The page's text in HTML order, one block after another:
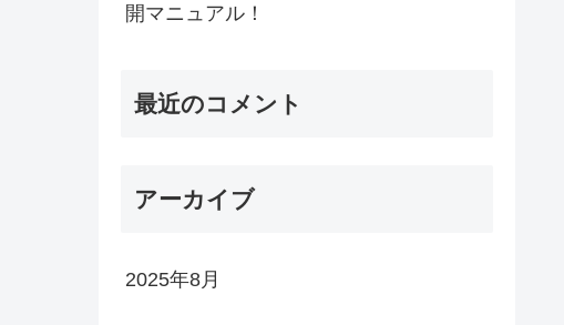
開マニュアル！
最近のコメント
アーカイブ
2025年8月